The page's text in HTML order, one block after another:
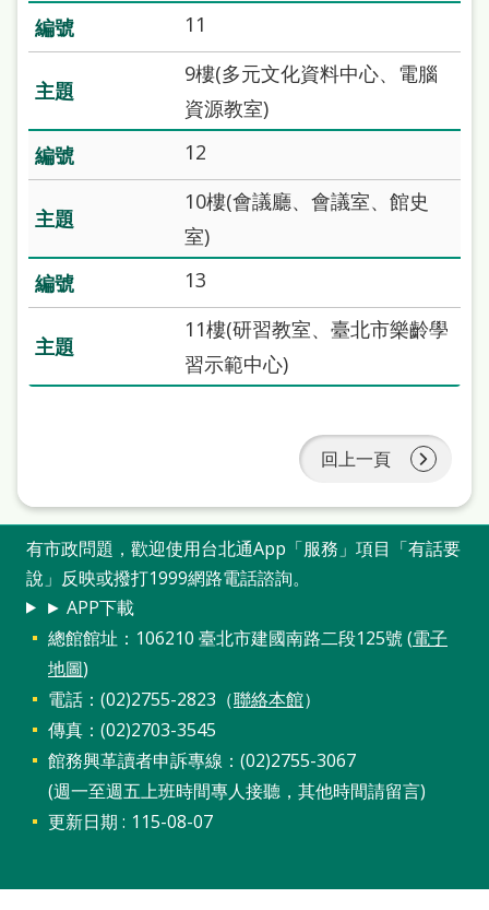
彙
台
北
通
陳
系
統
English
私
權
站
安
全
11
9樓(多元文化資料中心、電腦
資源教室)
12
10樓(會議廳、會議室、館史
室)
13
11樓(研習教室、臺北市樂齡學
習示範中心)
回上一頁
有市政問題，歡迎使用台北通App「服務」項目「有話要
說」反映或撥打1999網路電話諮詢。
► APP下載
總館館址：106210 臺北市建國南路二段125號 (電子
地圖)
電話：(02)2755-2823（聯絡本館）
傳真：(02)2703-3545
館務興革讀者申訴專線：(02)2755-3067
(週一至週五上班時間專人接聽，其他時間請留言)
更新日期
115-08-07